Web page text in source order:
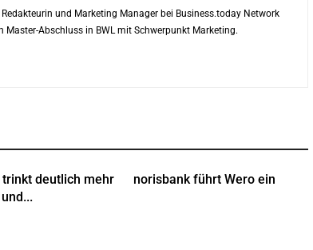
und Marketing Manager bei Business.today Network
Master-Abschluss in BWL mit Schwerpunkt Marketing.
trinkt deutlich mehr
norisbank führt Wero ein